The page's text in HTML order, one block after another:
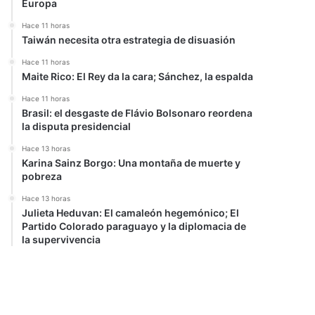
Europa
Hace 11 horas
Taiwán necesita otra estrategia de disuasión
Hace 11 horas
Maite Rico: El Rey da la cara; Sánchez, la espalda
Hace 11 horas
Brasil: el desgaste de Flávio Bolsonaro reordena
la disputa presidencial
Hace 13 horas
Karina Sainz Borgo: Una montaña de muerte y
pobreza
Hace 13 horas
Julieta Heduvan: El camaleón hegemónico; El
Partido Colorado paraguayo y la diplomacia de
la supervivencia